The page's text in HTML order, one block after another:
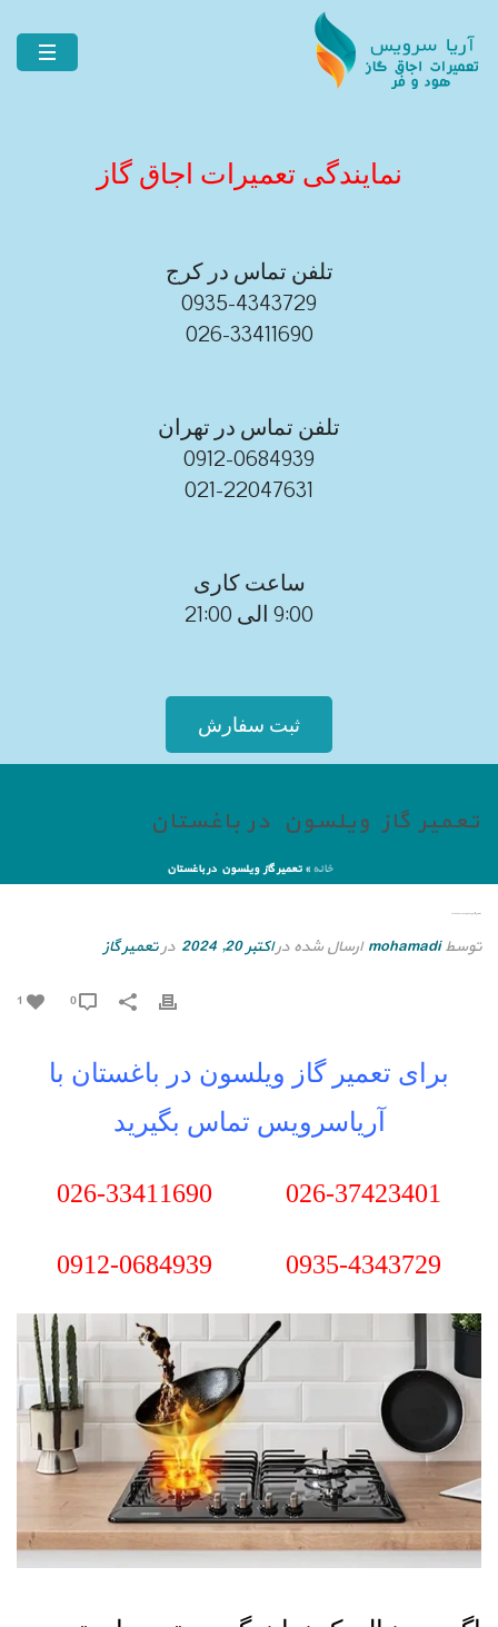
نمایندگی تعمیرات اجاق گاز
تلفن تماس در کرج
0935-4343729
026-33411690
تلفن تماس در تهران
0912-0684939
021-22047631
ساعت کاری
9:00 الی 21:00
ثبت سفارش
تعمیر گاز ویلسون در باغستان
خانه »تعمیر گاز ویلسون در باغستان
تعمیر گاز ویلسون در باغستان
توسطmohamadiارسال شده دراکتبر 20, 2024 درتعمیر گاز
1
برای تعمیر گاز ویلسون در باغستان با
آریاسرویس تماس بگیرید
026-37423401
026-33411690
0935-4343729
0912-0684939